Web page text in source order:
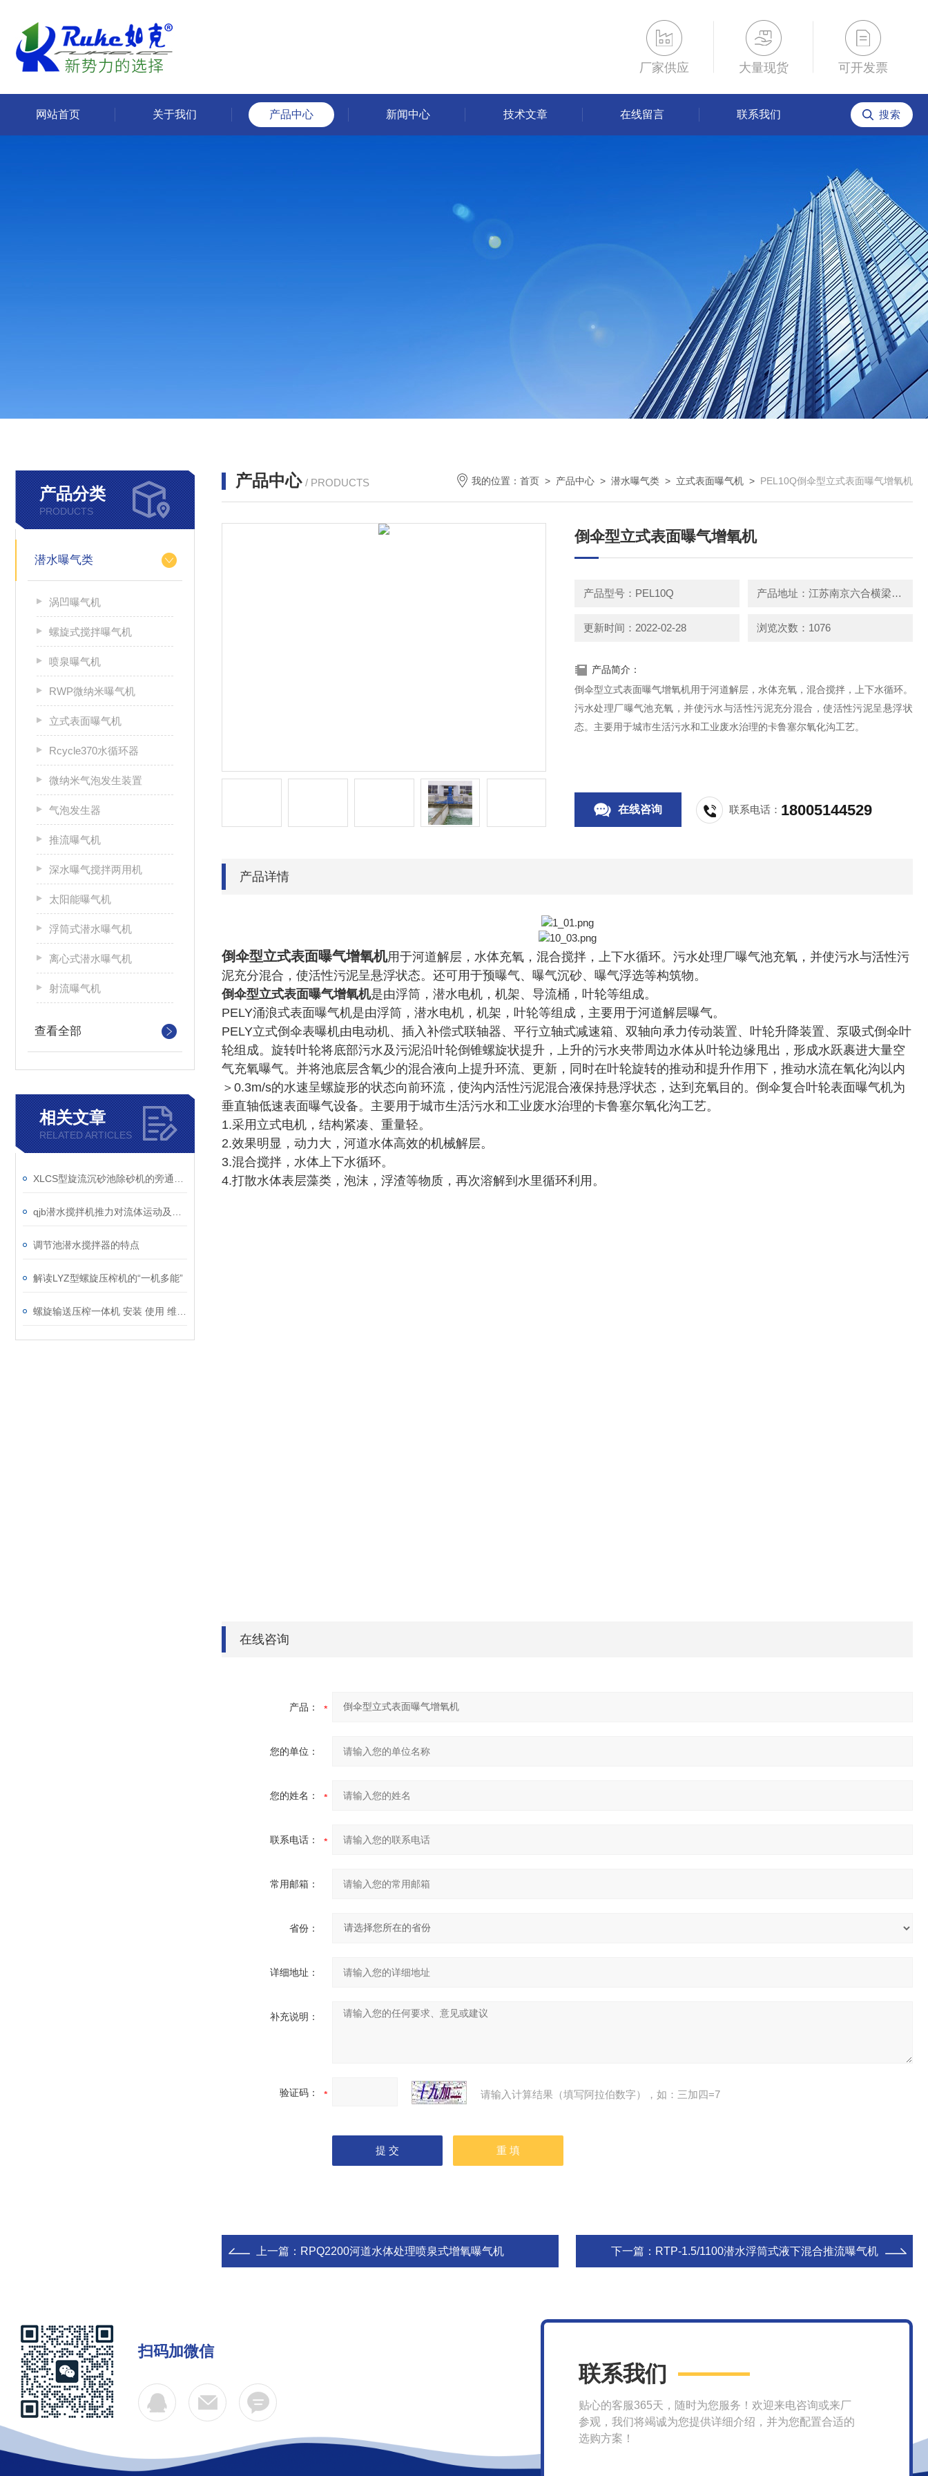
厂家供应 大量现货 可开发票
网站首页 关于我们 产品中心 新闻中心 技术文章 在线留言 联系我们
产品分类
PRODUCTS
潜水曝气类
涡凹曝气机
螺旋式搅拌曝气机
喷泉曝气机
RWP微纳米曝气机
立式表面曝气机
Rcycle370水循环器
微纳米气泡发生装置
气泡发生器
推流曝气机
深水曝气搅拌两用机
太阳能曝气机
浮筒式潜水曝气机
离心式潜水曝气机
射流曝气机
查看全部
相关文章
RELATED ARTICLES
调节池潜水搅拌器的特点
解读LYZ型螺旋压榨机的“一机多能”
产品中心 / PRODUCTS 我的位置： 首页 > 产品中心 > 潜水曝气类 > 立式表面曝气机 > PEL10Q倒伞型立式表面曝气增氧机
倒伞型立式表面曝气增氧机
产品型号：PEL10Q 产品地址：江苏南京六合横梁新篁工业园
更新时间：2022-02-28 浏览次数：1076
产品简介：
倒伞型立式表面曝气增氧机用于河道解层，水体充氧，混合搅拌，上下水循环。
污水处理厂曝气池充氧，并使污水与活性污泥充分混合，使活性污泥呈悬浮状
态。主要用于城市生活污水和工业废水治理的卡鲁塞尔氧化沟工艺。
在线咨询 联系电话： 18005144529
产品详情
倒伞型立式表面曝气增氧机用于河道解层，水体充氧，混合搅拌，上下水循环。污水处理厂曝气池充氧，并使污水与活性污
泥充分混合，使活性污泥呈悬浮状态。还可用于预曝气、曝气沉砂、曝气浮选等构筑物。
倒伞型立式表面曝气增氧机是由浮筒，潜水电机，机架、导流桶，叶轮等组成。
PELY涌浪式表面曝气机是由浮筒，潜水电机，机架，叶轮等组成，主要用于河道解层曝气。
PELY立式倒伞表曝机由电动机、插入补偿式联轴器、平行立轴式减速箱、双轴向承力传动装置、叶轮升降装置、泵吸式倒伞叶
轮组成。旋转叶轮将底部污水及污泥沿叶轮倒锥螺旋状提升，上升的污水夹带周边水体从叶轮边缘甩出，形成水跃裹进大量空
气充氧曝气。并将池底层含氧少的混合液向上提升环流、更新，同时在叶轮旋转的推动和提升作用下，推动水流在氧化沟以内
＞0.3m/s的水速呈螺旋形的状态向前环流，使沟内活性污泥混合液保持悬浮状态，达到充氧目的。倒伞复合叶轮表面曝气机为
垂直轴低速表面曝气设备。主要用于城市生活污水和工业废水治理的卡鲁塞尔氧化沟工艺。
1.采用立式电机，结构紧凑、重量轻。
2.效果明显，动力大，河道水体高效的机械解层。
3.混合搅拌，水体上下水循环。
4.打散水体表层藻类，泡沫，浮渣等物质，再次溶解到水里循环利用。
在线咨询
产品：
您的单位：
您的姓名：
联系电话：
常用邮箱：
省份：
详细地址：
补充说明：
验证码： 请输入计算结果（填写阿拉伯数字），如：三加四=7
上一篇： RPQ2200河道水体处理喷泉式增氧曝气机 下一篇： RTP-1.5/1100潜水浮筒式液下混合推流曝气机
扫码加微信
联系我们
贴心的客服365天，随时为您服务！欢迎来电咨询或来厂
参观，我们将竭诚为您提供详细介绍，并为您配置合适的
选购方案！